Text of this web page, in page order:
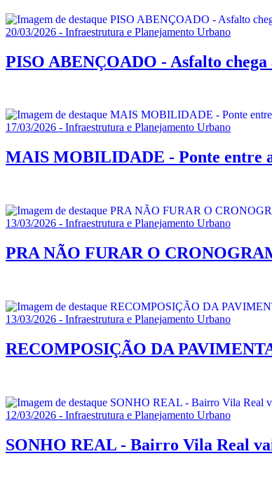
20/03/2026 - Infraestrutura e Planejamento Urbano
PISO ABENÇOADO - Asfalto
17/03/2026 - Infraestrutura e Planejamento Urbano
MAIS MOBILIDADE - Ponte entre
13/03/2026 - Infraestrutura e Planejamento Urbano
PRA NÃO FURAR O
13/03/2026 - Infraestrutura e Planejamento Urbano
RECOMPOSIÇÃO DA
12/03/2026 - Infraestrutura e Planejamento Urbano
SONHO REAL - Bairro Vila Real